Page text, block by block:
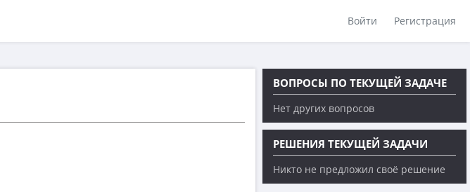
Войти Регистрация
ВОПРОСЫ ПО ТЕКУЩЕЙ ЗАДАЧЕ
Нет других вопросов
РЕШЕНИЯ ТЕКУЩЕЙ ЗАДАЧИ
Никто не предложил своё решение